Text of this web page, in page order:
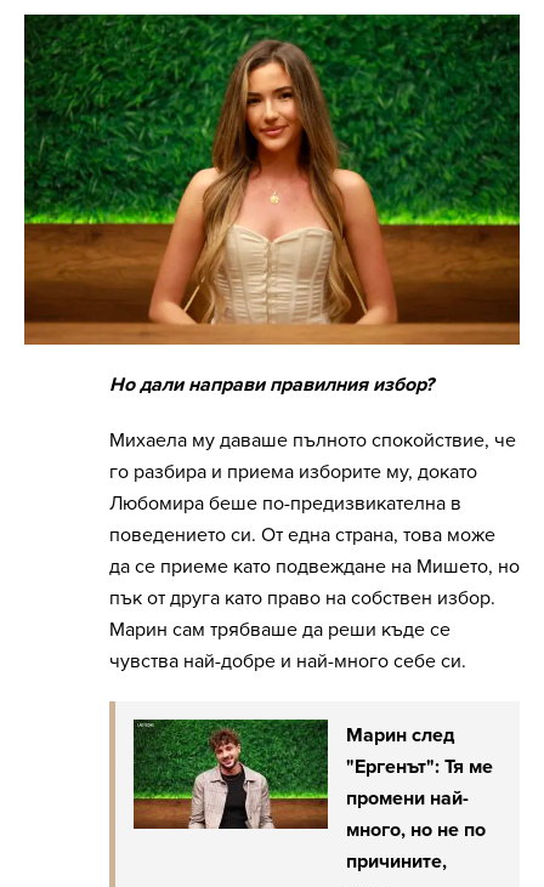
Но дали направи правилния избор?
Михаела му даваше пълното спокойствие, че
го разбира и приема изборите му, докато
Любомира беше по-предизвикателна в
поведението си. От една страна, това може
да се приеме като подвеждане на Мишето, но
пък от друга като право на собствен избор.
Марин сам трябваше да реши къде се
чувства най-добре и най-много себе си.
Марин след
"Ергенът": Тя ме
промени най-
много, но не по
причините,